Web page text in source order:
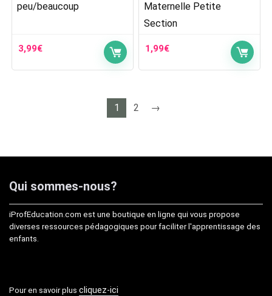
peu/beaucoup
3,99€
Maternelle Petite
Section
1,99€
1 2 →
Qui sommes-nous?
iProfEducation.com est une boutique en ligne qui vous propose
diverses ressources pédagogiques pour faciliter l'apprentissage des
enfants.
Pour en savoir plus cliquez-ici